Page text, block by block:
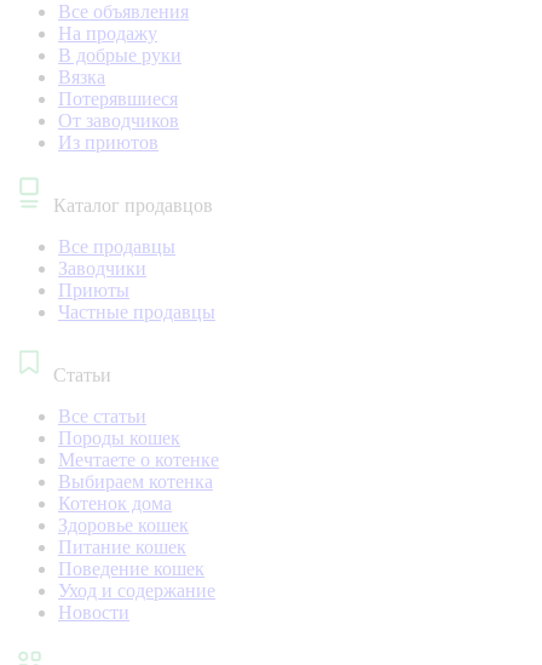
Все объявления
На продажу
В добрые руки
Вязка
Потерявшиеся
От заводчиков
Из приютов
Каталог продавцов
Все продавцы
Заводчики
Приюты
Частные продавцы
Статьи
Все статьи
Породы кошек
Мечтаете о котенке
Выбираем котенка
Котенок дома
Здоровье кошек
Питание кошек
Поведение кошек
Уход и содержание
Новости